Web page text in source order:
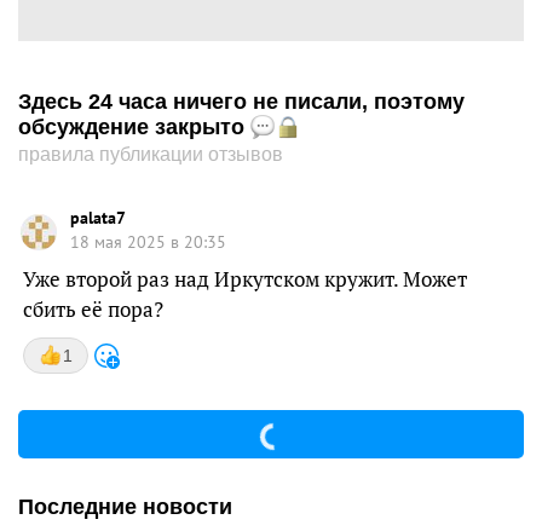
Здесь 24 часа ничего не писали, поэтому
обсуждение закрыто
правила публикации отзывов
palata7
18 мая 2025 в 20:35
Уже второй раз над Иркутском кружит. Может
сбить её пора?
1
Последние новости